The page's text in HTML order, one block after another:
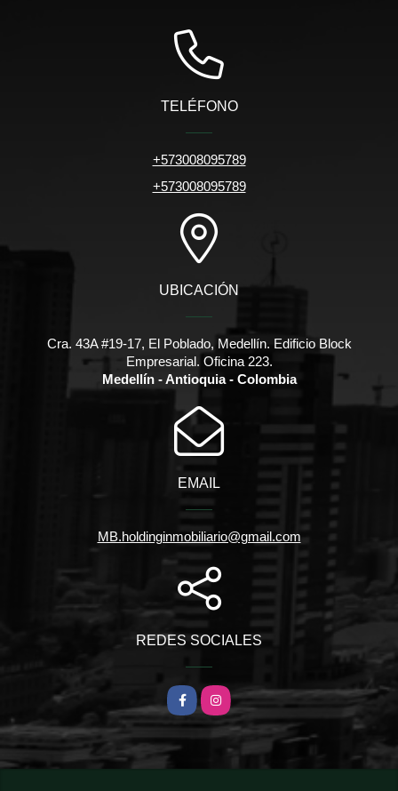
TELÉFONO
+573008095789
+573008095789
UBICACIÓN
Cra. 43A #19-17, El Poblado, Medellín. Edificio Block
Empresarial. Oficina 223.
Medellín - Antioquia - Colombia
EMAIL
MB.holdinginmobiliario@gmail.com
REDES SOCIALES
FacebookInstagram